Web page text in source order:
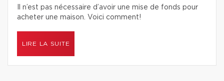
Il n’est pas nécessaire d’avoir une mise de fonds pour
acheter une maison. Voici comment!
LIRE LA SUITE